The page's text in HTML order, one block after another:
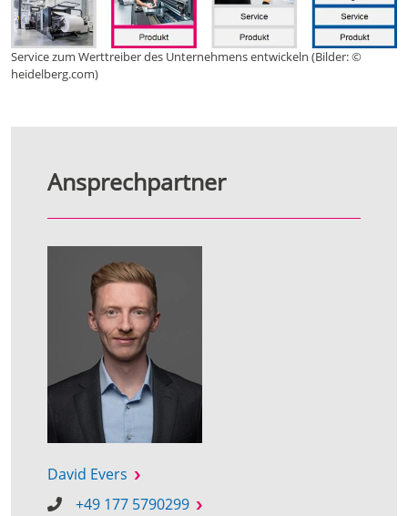
Service zum Werttreiber des Unternehmens entwickeln (Bilder: ©
heidelberg.com)
Ansprechpartner
David Evers
+49 177 5790299